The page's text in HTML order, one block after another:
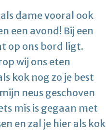
dame vooral ook
een avond! Bij een
op ons bord ligt.
wij ons eten
kok nog zo je best
neus geschoven
mis is gegaan met
en zal je hier als kok